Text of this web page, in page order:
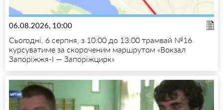
06.08.2026, 10:00
Сьогодні, 6 серпня, з 10:00 до 13:00 трамвай №16
курсуватиме за скороченим маршрутом «Вокзал
Запоріжжя-I — Запоріжцирк»